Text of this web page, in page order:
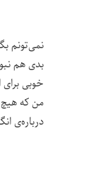
نمی‌تونم
بدی هم
خوبی
من که
درباره‌ی